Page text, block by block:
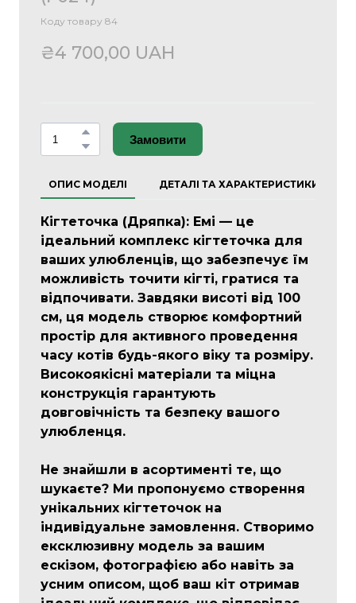
Коду товару 84
₴4 700,00 UAH
Замовити
ОПИС МОДЕЛІ ДЕТАЛІ ТА ХАРАКТЕРИСТИКИ
Кігтеточка (Дряпка): Емі — це
ідеальний комплекс кігтеточка для
ваших улюбленців, що забезпечує їм
можливість точити кігті, гратися та
відпочивати. Завдяки висоті від 100
см, ця модель створює комфортний
простір для активного проведення
часу котів будь-якого віку та розміру.
Високоякісні матеріали та міцна
конструкція гарантують
довговічність та безпеку вашого
улюбленця.
Не знайшли в асортименті те, що
шукаєте? Ми пропонуємо створення
унікальних кігтеточок на
індивідуальне замовлення. Створимо
ексклюзивну модель за вашим
ескізом, фотографією або навіть за
усним описом, щоб ваш кіт отримав